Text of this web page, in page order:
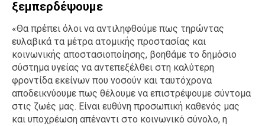
ξεμπερδέψουμε
«Θα πρέπει όλοι να αντιληφθούμε πως τηρώντας
ευλαβικά τα μέτρα ατομικής προστασίας και
κοινωνικής αποστασιοποίησης, βοηθάμε το δημόσιο
σύστημα υγείας να αντεπεξέλθει στη καλύτερη
φροντίδα εκείνων που νοσούν και ταυτόχρονα
αποδεικνύουμε πως θέλουμε να επιστρέψουμε σύντομα
στις ζωές μας. Είναι ευθύνη προσωπική καθενός μας
και υποχρέωση απέναντι στο κοινωνικό σύνολο, η